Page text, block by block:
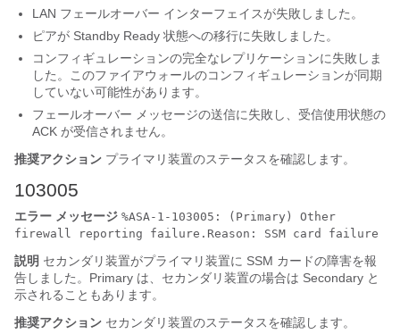
LAN フェールオーバー インターフェイスが失敗しました。
ピアが Standby Ready 状態への移行に失敗しました。
コンフィギュレーションの完全なレプリケーションに失敗しま
した。このファイアウォールのコンフィギュレーションが同期
していない可能性があります。
フェールオーバー メッセージの送信に失敗し、受信使用状態の
ACK が受信されません。
推奨アクション プライマリ装置のステータスを確認します。
103005
エラー メッセージ %ASA-1-103005: (Primary) Other
firewall reporting failure.Reason: SSM card failure
説明 セカンダリ装置がプライマリ装置に SSM カードの障害を報
告しました。Primary は、セカンダリ装置の場合は Secondary と
示されることもあります。
推奨アクション セカンダリ装置のステータスを確認します。